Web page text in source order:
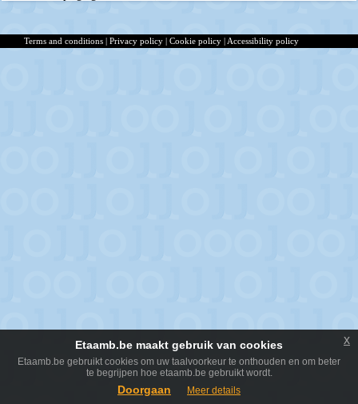
Terms and conditions | Privacy policy | Cookie policy | Accessibility policy
Etaamb.be maakt gebruik van cookies
Etaamb.be gebruikt cookies om uw taalvoorkeur te onthouden en om beter
te begrijpen hoe etaamb.be gebruikt wordt.
Doorgaan Meer details
x